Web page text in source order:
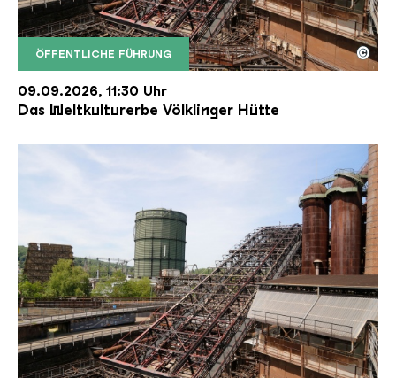
ÖFFENTLICHE FÜHRUNG
Der Erzschrägaufzug der Völklinger Hütte mit
Copyright: Weltkulturerbe Völklinger Hütte | Karl
©
09.09.2026, 11:30 Uhr
Das Weltkulturerbe Völklinger Hütte